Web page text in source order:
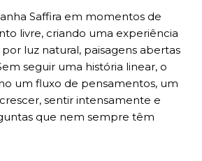
Saffira em momentos de
livre, criando uma experiência
luz natural, paisagens abertas
seguir uma história linear, o
um fluxo de pensamentos, um
sentir intensamente e
que nem sempre têm